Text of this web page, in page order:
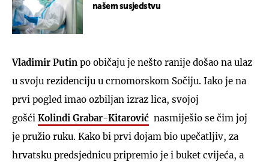
našem susjedstvu
Vladimir Putin po običaju je nešto ranije došao na ulaz
u svoju rezidenciju u crnomorskom Sočiju. Iako je na
prvi pogled imao ozbiljan izraz lica, svojoj
gošći Kolindi Grabar-Kitarović nasmiješio se čim joj
je pružio ruku. Kako bi prvi dojam bio upečatljiv, za
hrvatsku predsjednicu pripremio je i buket cvijeća, a